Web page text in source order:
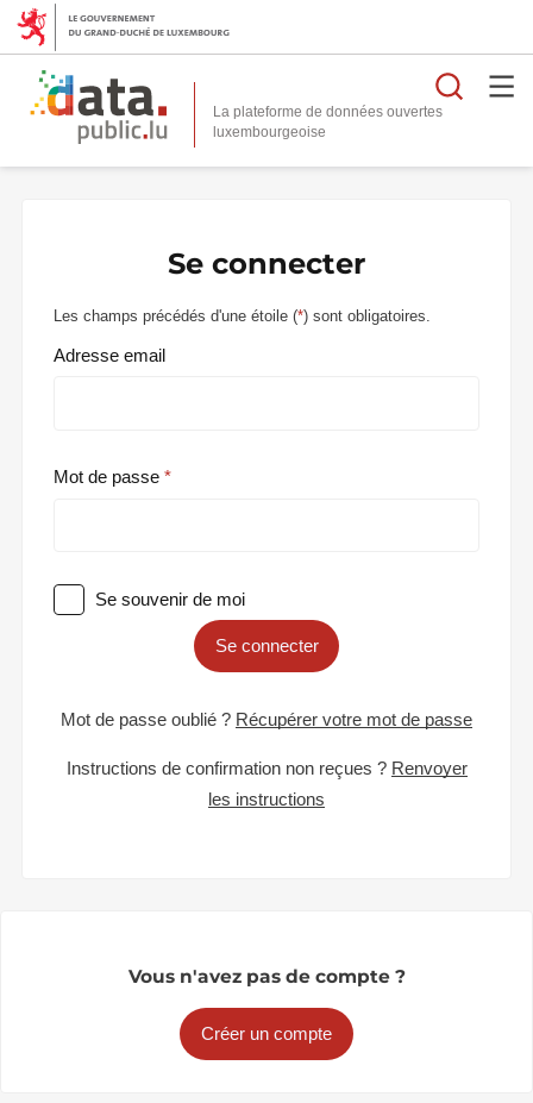
La plateforme de données ouvertes
Se connecter
Les champs précédés d'une étoile (*) sont obligatoires.
Adresse email
Mot de passe
Se souvenir de moi
Se connecter
Mot de passe oublié ? Récupérer votre mot de passe
Instructions de confirmation non reçues ? Renvoyer
les instructions
Vous n'avez pas de compte ?
Créer un compte